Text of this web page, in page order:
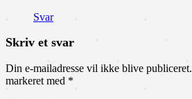
Svar
Skriv et svar
Din e-mailadresse vil ikke blive publiceret.
markeret med *